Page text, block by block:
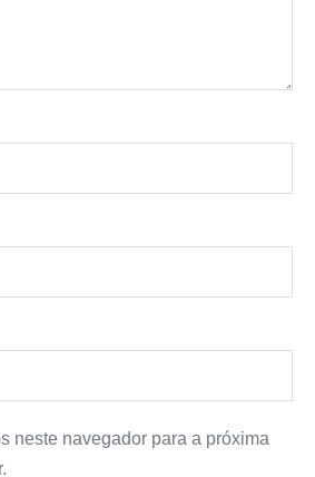
neste navegador para a próxima